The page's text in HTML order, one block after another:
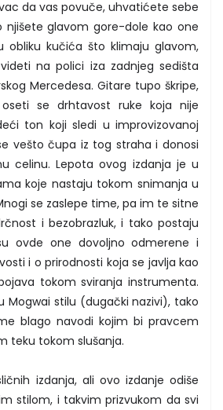
da vas povuče, uhvatićete sebe
njišete glavom gore-dole kao one
obliku kučića što klimaju glavom,
na polici iza zadnjeg sedišta
Mercedesa. Gitare tupo škripe,
se drhtavost ruke koja nije
ton koji sledi u improvizovanoj
vešto čupa iz tog straha i donosi
celinu. Lepota ovog izdanja je u
koje nastaju tokom snimanja u
se zaslepe time, pa im te sitne
i bezobrazluk, i tako postaju
ovde one dovoljno odmerene i
i o prirodnosti koja se javlja kao
tokom sviranja instrumenta.
Mogwai stilu (dugački nazivi), tako
blago navodi kojim bi pravcem
teku tokom slušanja.
izdanja, ali ovo izdanje odiše
stilom, i takvim prizvukom da svi